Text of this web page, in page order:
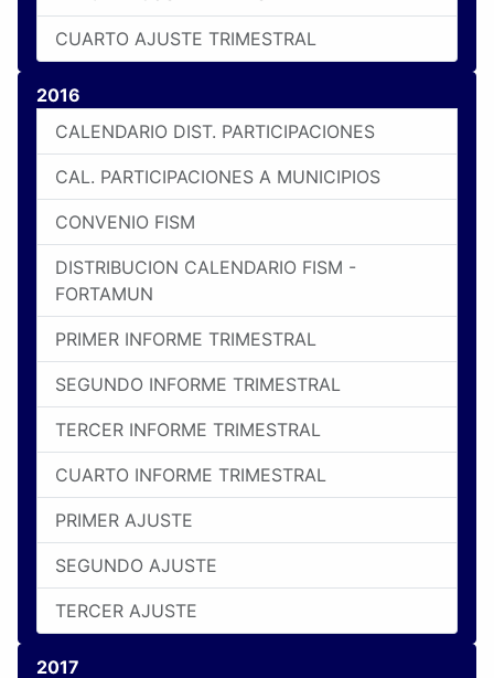
CUARTO AJUSTE TRIMESTRAL
2016
CALENDARIO DIST. PARTICIPACIONES
CAL. PARTICIPACIONES A MUNICIPIOS
CONVENIO FISM
DISTRIBUCION CALENDARIO FISM -
FORTAMUN
PRIMER INFORME TRIMESTRAL
SEGUNDO INFORME TRIMESTRAL
TERCER INFORME TRIMESTRAL
CUARTO INFORME TRIMESTRAL
PRIMER AJUSTE
SEGUNDO AJUSTE
TERCER AJUSTE
2017